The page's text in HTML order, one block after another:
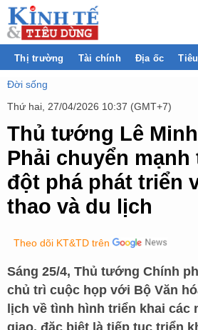
Thị trường Tài chính Địa ốc
Đời sống
Thứ hai, 27/04/2026 10:37 (GMT+7)
Thủ tướng Lê
Phải chuyển
đột phá phát triển
thao và du lịch
Theo dõi KT&TD trên
Sáng 25/4, Thủ tướng Chính
chủ trì cuộc họp với Bộ Văn
lịch về tình hình triển khai các
giao, đặc biệt là tiếp tục triển